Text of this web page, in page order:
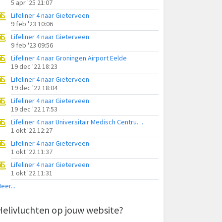
5 apr '25 21:07
Lifeliner 4 naar Gieterveen
9 feb '23 10:06
Lifeliner 4 naar Gieterveen
9 feb '23 09:56
Lifeliner 4 naar Groningen Airport Eelde
19 dec '22 18:23
Lifeliner 4 naar Gieterveen
19 dec '22 18:04
Lifeliner 4 naar Gieterveen
19 dec '22 17:53
Lifeliner 4 naar Universitair Medisch Centrum Groningen
1 okt '22 12:27
Lifeliner 4 naar Gieterveen
1 okt '22 11:37
Lifeliner 4 naar Gieterveen
1 okt '22 11:31
op jouw website?